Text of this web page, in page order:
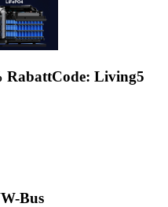
RabattCode: Living5
Bus